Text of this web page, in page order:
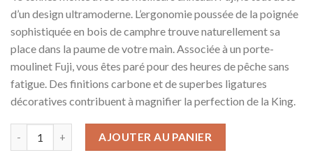
d’un design ultramoderne. L’ergonomie poussée de la poignée
sophistiquée en bois de camphre trouve naturellement sa
place dans la paume de votre main. Associée à un porte-
moulinet Fuji, vous êtes paré pour des heures de pêche sans
fatigue. Des finitions carbone et de superbes ligatures
décoratives contribuent à magnifier la perfection de la King.
AJOUTER AU PANIER